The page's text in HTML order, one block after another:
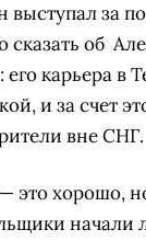
выступал за
об
его карьера в
и за счет
вне СНГ.
это хорошо,
начали